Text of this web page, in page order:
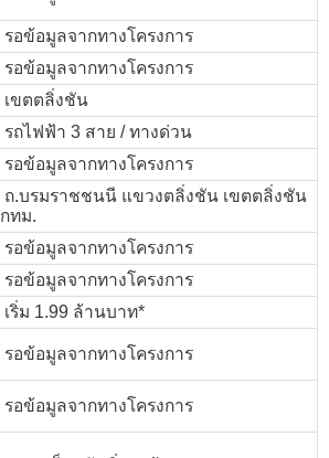
รอข้อมูลจากทางโครงการ
รอข้อมูลจากทางโครงการ
เขตตลิ่งชัน
รถไฟฟ้า 3 สาย / ทางด่วน
รอข้อมูลจากทางโครงการ
ถ.บรมราชชนนี แขวงตลิ่งชัน เขตตลิ่งชัน
กทม.
รอข้อมูลจากทางโครงการ
รอข้อมูลจากทางโครงการ
เริ่ม 1.99 ล้านบาท*
รอข้อมูลจากทางโครงการ
รอข้อมูลจากทางโครงการ